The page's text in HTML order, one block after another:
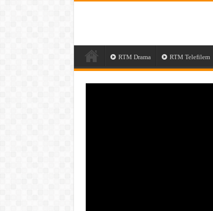
RTM Drama RTM Telefilem